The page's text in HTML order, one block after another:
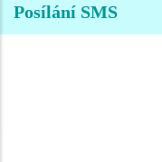
Posílání SMS